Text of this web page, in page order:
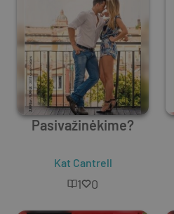
Pasivažinėkime?
Kat Cantrell
1 0